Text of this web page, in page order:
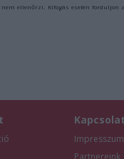
ellenőrzi. Kifogás esetén forduljon
Kapcsolat
Impresszum
Partnereink